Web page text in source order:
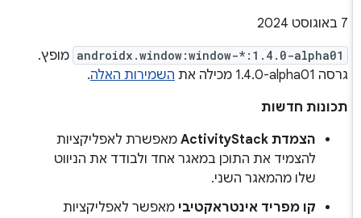
androidx.window:window-*:1.4.0-alpha01 מופץ.
גרסה ‎1.4.0-alpha01 מכילה את
השמירות האלה.
תכונות חדשות
הצמדת ActivityStack
מאפשרת לאפליקציות
להצמיד את התוכן במאגר אחד ולבודד את הניווט
שלו מהמאגר השני.
קו מפריד אינטראקטיבימאפשר לאפליקציות